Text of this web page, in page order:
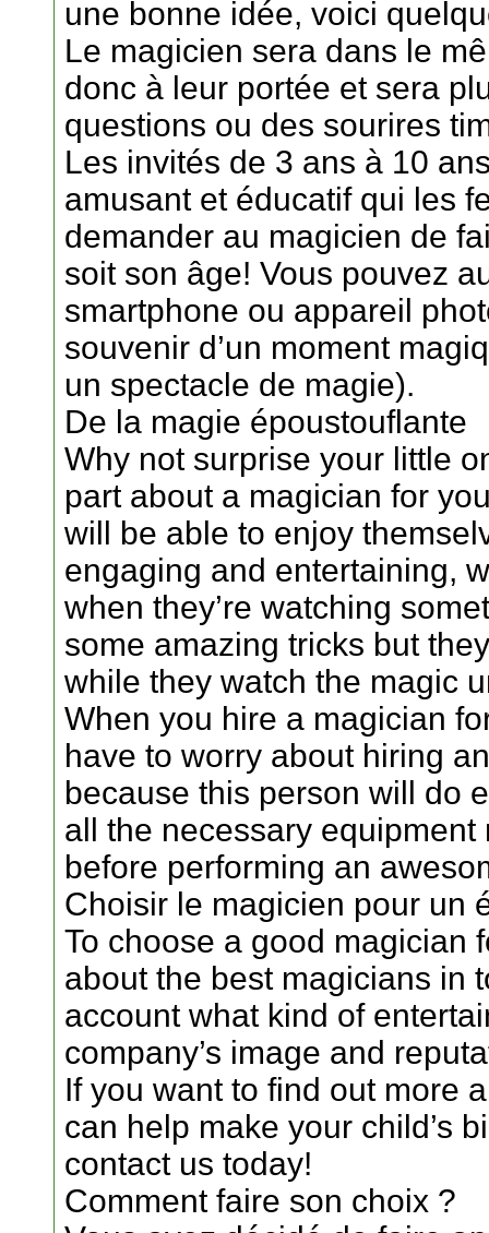
une bonne idée, voici
Le magicien sera dans le
donc à leur portée et sera
questions ou des sourires
Les invités de 3 ans à 10
amusant et éducatif qui les
demander au magicien de
soit son âge! Vous pouvez
smartphone ou appareil
souvenir d’un moment
un spectacle de magie).
De la magie époustouflante
Why not surprise your little
part about a magician for
will be able to enjoy
engaging and entertaining,
when they’re watching
some amazing tricks but
while they watch the magic
When you hire a magician
have to worry about hiring
because this person will do
all the necessary
before performing an
Choisir le magicien pour un
To choose a good magician
about the best magicians in
account what kind of
company’s image and
If you want to find out more
can help make your child’s
contact us today!
Comment faire son choix ?